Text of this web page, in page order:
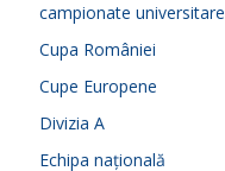
campionate universitare
Cupa României
Cupe Europene
Divizia A
Echipa națională